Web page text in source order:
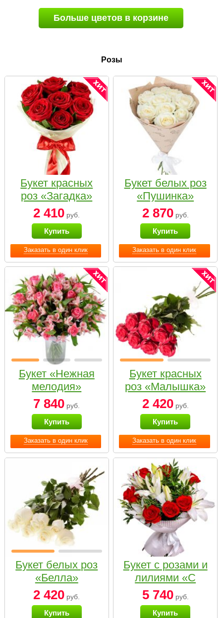
Больше цветов в корзине
Розы
Заказать в один клик
Букет красных
роз «Загадка»
2 410 руб.
Купить
Заказать в один клик
Букет белых роз
«Пушинка»
2 870руб.
Купить
Заказать в один клик
Букет «Нежная
мелодия»
7 840 руб.
Купить
Заказать в один клик
Букет красных
роз «Малышка»
2 420руб.
Купить
Букет белых роз
«Белла»
2 420 руб.
Купить
Букет с розами и
лилиями «С
наилучшими
пожеланиями»
5 740руб.
Купить